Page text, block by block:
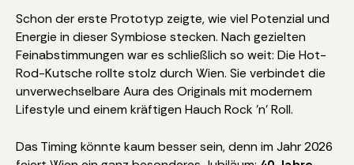
Schon der erste Prototyp zeigte, wie viel Potenzial und
Energie in dieser Symbiose stecken. Nach gezielten
Feinabstimmungen war es schließlich so weit: Die Hot-
Rod-Kutsche rollte stolz durch Wien. Sie verbindet die
unverwechselbare Aura des Originals mit modernem
Lifestyle und einem kräftigen Hauch Rock ’n’ Roll.
Das Timing könnte kaum besser sein, denn im Jahr 2026